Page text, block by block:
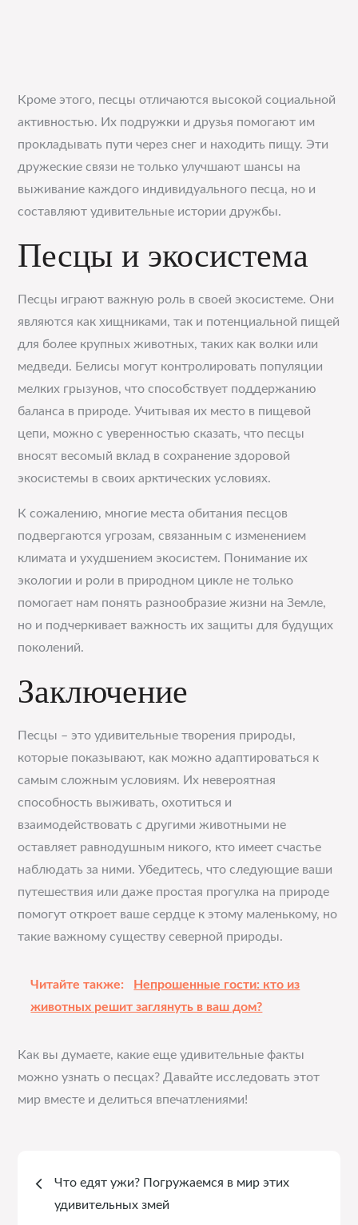
Кроме этого, песцы отличаются высокой социальной
активностью. Их подружки и друзья помогают им
прокладывать пути через снег и находить пищу. Эти
дружеские связи не только улучшают шансы на
выживание каждого индивидуального песца, но и
составляют удивительные истории дружбы.
Песцы и экосистема
Песцы играют важную роль в своей экосистеме. Они
являются как хищниками, так и потенциальной пищей
для более крупных животных, таких как волки или
медведи. Белисы могут контролировать популяции
мелких грызунов, что способствует поддержанию
баланса в природе. Учитывая их место в пищевой
цепи, можно с уверенностью сказать, что песцы
вносят весомый вклад в сохранение здоровой
экосистемы в своих арктических условиях.
К сожалению, многие места обитания песцов
подвергаются угрозам, связанным с изменением
климата и ухудшением экосистем. Понимание их
экологии и роли в природном цикле не только
помогает нам понять разнообразие жизни на Земле,
но и подчеркивает важность их защиты для будущих
поколений.
Заключение
Песцы – это удивительные творения природы,
которые показывают, как можно адаптироваться к
самым сложным условиям. Их невероятная
способность выживать, охотиться и
взаимодействовать с другими животными не
оставляет равнодушным никого, кто имеет счастье
наблюдать за ними. Убедитесь, что следующие ваши
путешествия или даже простая прогулка на природе
помогут откроет ваше сердце к этому маленькому, но
такие важному существу северной природы.
Читайте также:
Непрошенные гости: кто из
животных решит заглянуть в ваш дом?
Как вы думаете, какие еще удивительные факты
можно узнать о песцах? Давайте исследовать этот
мир вместе и делиться впечатлениями!
Навигация
Что едят ужи? Погружаемся в мир этих
удивительных змей